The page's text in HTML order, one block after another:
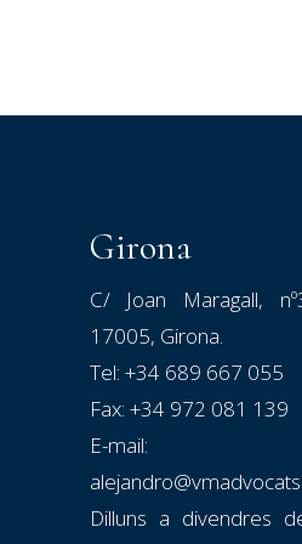
Girona
C/ Joan Maragall,
17005, Girona.
Tel: +34 689 667 055
Fax: +34 972 081 139
E-mail:
Dilluns a divendres